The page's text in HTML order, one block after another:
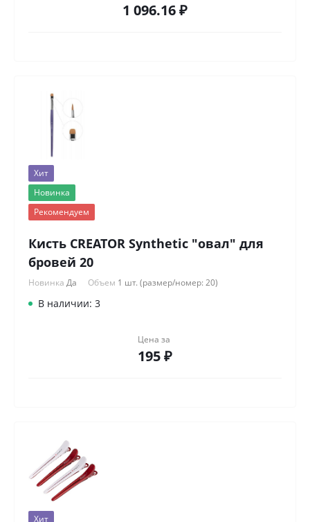
1 096.16 ₽
Хит
Новинка
Рекомендуем
Кисть CREATOR Synthetic "овал" для
бровей 20
Новинка Да Объем 1 шт. (размер/номер: 20)
В наличии: 3
Цена за
195 ₽
Хит